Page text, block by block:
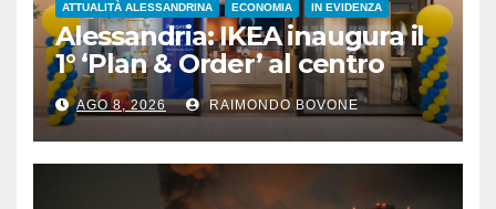
ATTUALITÀ ALESSANDRINA ECONOMIA IN EVIDENZA
Alessandria: IKEA inaugura il
1° ‘Plan & Order’ al centro
commerciale Panorama
AGO 8, 2026 RAIMONDO BOVONE